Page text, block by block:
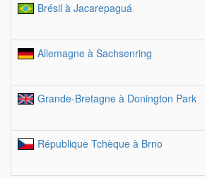
Brésil à Jacarepaguá
Allemagne à Sachsenring
Grande-Bretagne à Donington Park
République Tchèque à Brno